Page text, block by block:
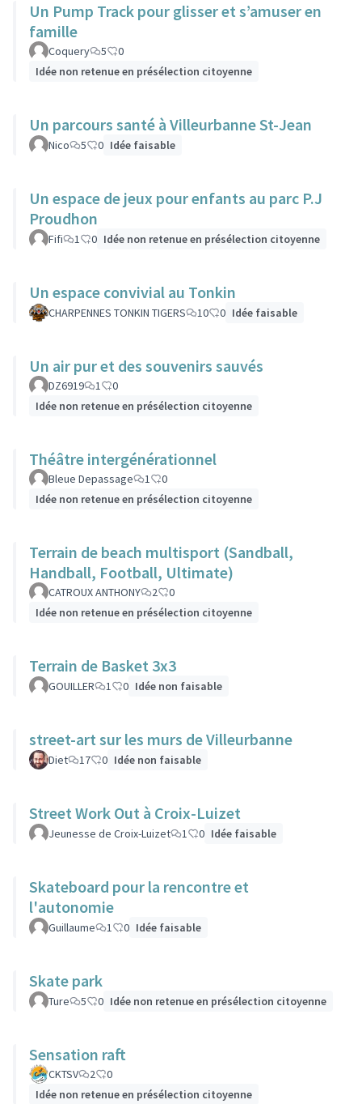
Un Pump Track pour glisser et s’amuser en
famille
Coquery 5
0
Idée non retenue en présélection citoyenne
Un parcours santé à Villeurbanne St-Jean
Nico 5 0 Idée faisable
Un espace de jeux pour enfants au parc P.J
Proudhon
Fifi 1 0 Idée non retenue en présélection citoyenne
Un espace convivial au Tonkin
CHARPENNES TONKIN TIGERS 10 0 Idée faisable
Un air pur et des souvenirs sauvés
DZ6919 1
0
Idée non retenue en présélection citoyenne
Théâtre intergénérationnel
Bleue Depassage 1
0
Idée non retenue en présélection citoyenne
Terrain de beach multisport (Sandball,
Handball, Football, Ultimate)
CATROUX ANTHONY 2
0
Idée non retenue en présélection citoyenne
Terrain de Basket 3x3
GOUILLER 1 0 Idée non faisable
street-art sur les murs de Villeurbanne
Diet 17 0 Idée non faisable
Street Work Out à Croix-Luizet
Jeunesse de Croix-Luizet 1 0 Idée faisable
Skateboard pour la rencontre et
l'autonomie
Guillaume 1 0 Idée faisable
Skate park
Ture 5 0 Idée non retenue en présélection citoyenne
Sensation raft
CKTSV 2
0
Idée non retenue en présélection citoyenne